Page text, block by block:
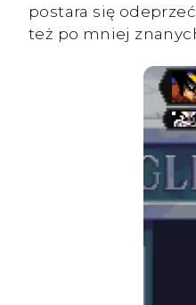
postara się
też po mniej